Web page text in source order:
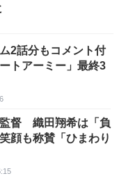
2話分もコメント付
トアーミー」最終3
監督 織田翔希は「負
顔も称賛「ひまわり